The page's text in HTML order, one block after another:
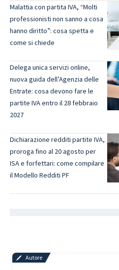
Malattia con partita IVA, “Molti
professionisti non sanno a cosa
hanno diritto”: cosa spetta e
come si chiede
Delega unica servizi online,
nuova guida dell’Agenzia delle
Entrate: cosa devono fare le
partite IVA entro il 28 febbraio
2027
Dichiarazione redditi partite IVA,
proroga fino al 20 agosto per
ISA e forfettari: come compilare
il Modello Redditi PF
Autore